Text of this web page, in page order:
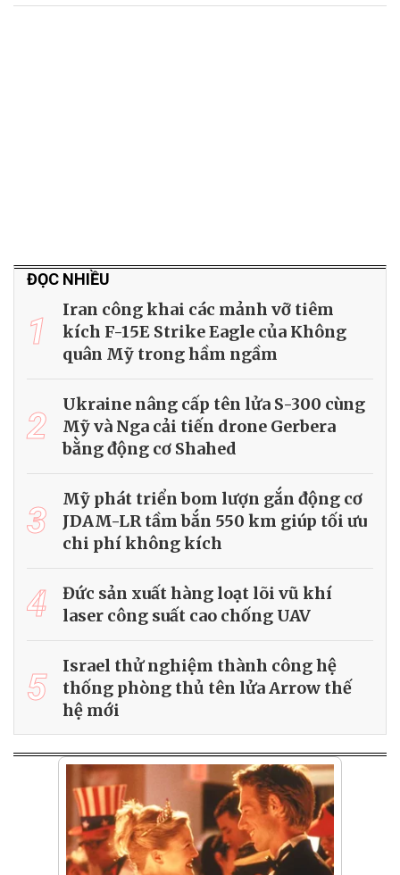
ĐỌC NHIỀU
1
Iran công khai các mảnh vỡ tiêm
kích F-15E Strike Eagle của Không
quân Mỹ trong hầm ngầm
2
Ukraine nâng cấp tên lửa S-300 cùng
Mỹ và Nga cải tiến drone Gerbera
bằng động cơ Shahed
3
Mỹ phát triển bom lượn gắn động cơ
JDAM-LR tầm bắn 550 km giúp tối ưu
chi phí không kích
4
Đức sản xuất hàng loạt lõi vũ khí
laser công suất cao chống UAV
5
Israel thử nghiệm thành công hệ
thống phòng thủ tên lửa Arrow thế
hệ mới